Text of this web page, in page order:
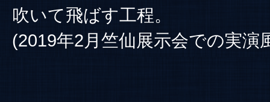
吹いて飛ばす工程。
(2019年2月竺仙展示会での実演